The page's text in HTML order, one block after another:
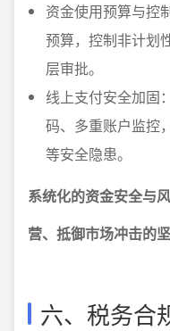
资金使用预算与控
预算，控制非计划
层审批。
线上支付安全加固
码、多重账户监控
等安全隐患。
系统化的资金安全与
营、抵御市场冲击的坚
六、税务合